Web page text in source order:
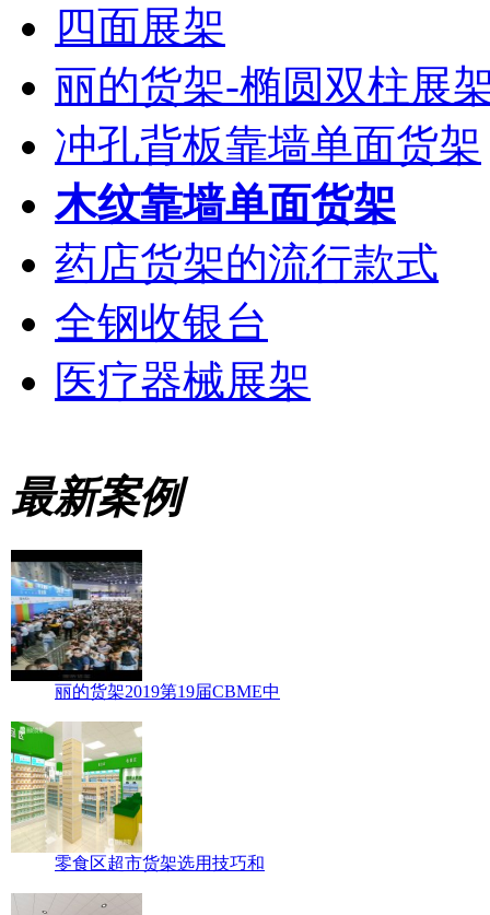
四面展架
丽的货架-椭圆双柱展
冲孔背板靠墙单面货架
木纹靠墙单面货架
药店货架的流行款式
全钢收银台
医疗器械展架
最新案例
丽的货架2019第19届CBME中
零食区超市货架选用技巧和